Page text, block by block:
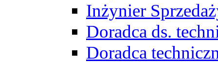
Inżynier
Doradca ds.
Doradca